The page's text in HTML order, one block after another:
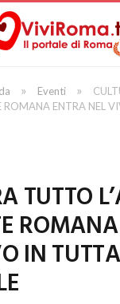
» Eventi »
ROMANA ENTRA NEL
TUTTO
IN